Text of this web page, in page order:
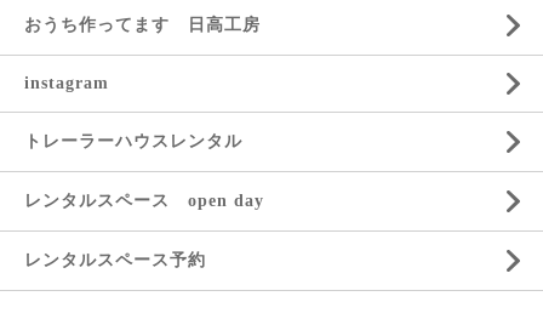
おうち作ってます 日高工房
instagram
トレーラーハウスレンタル
レンタルスペース open day
レンタルスペース予約